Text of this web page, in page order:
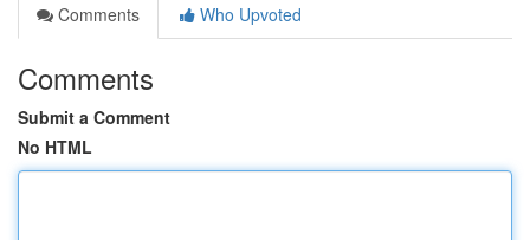
Comments
Who Upvoted
Comments
Submit a Comment
No HTML